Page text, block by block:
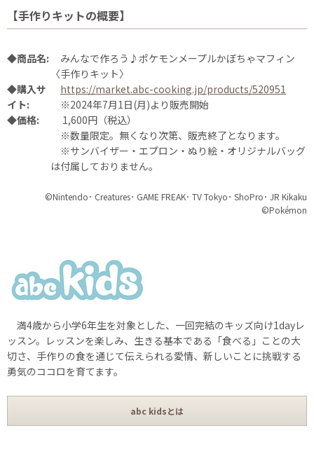
【手作りキットの概要】
◆商品名:
みんなで作ろう♪ポケモンメープルかぼちゃマフィン
〈手作りキット〉
◆購入サ
イト:
https://market.abc-cooking.jp/products/520951
※2024年7月1日(月)より販売開始
◆価格:
1,600円（税込）
※数量限定。無くなり次第、販売終了となります。
※サンバイザー・エプロン・ぬり絵・オリジナルバッグ
は付属しておりません。
©Nintendo･ Creatures･ GAME FREAK･ TV Tokyo･ ShoPro･ JR Kikaku
©Pokémon
満4歳から小学6年生を対象とした、一回完結のキッズ向け1dayレ
ッスン。レッスンを楽しみ、生きる基本である「食べる」ことの大
切さ、手作りの食を通じて伝えられる愛情、新しいことに挑戦する
勇気のココロを育てます。
abc kidsとは